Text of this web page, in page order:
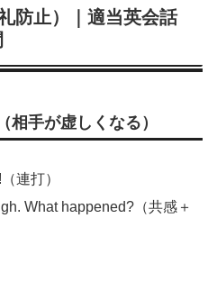
防止）｜適当英会話
手が虚しくなる）
連打）
What happened?（共感＋